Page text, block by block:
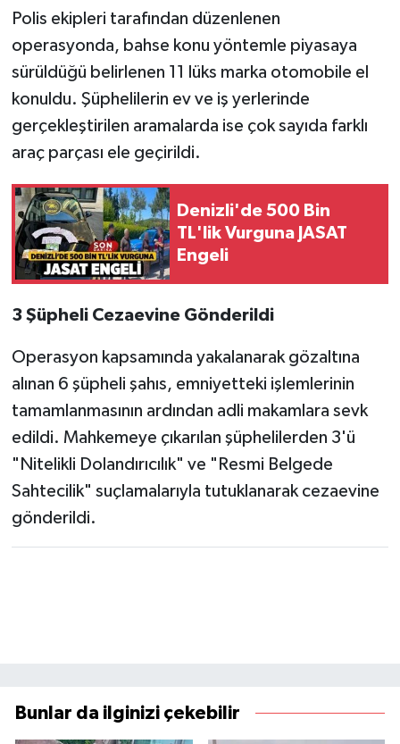
Polis ekipleri tarafından düzenlenen
operasyonda, bahse konu yöntemle piyasaya
sürüldüğü belirlenen 11 lüks marka otomobile el
konuldu. Şüphelilerin ev ve iş yerlerinde
gerçekleştirilen aramalarda ise çok sayıda farklı
araç parçası ele geçirildi.
Denizli'de 500 Bin
TL'lik Vurguna JASAT
Engeli
3 Şüpheli Cezaevine Gönderildi
Operasyon kapsamında yakalanarak gözaltına
alınan 6 şüpheli şahıs, emniyetteki işlemlerinin
tamamlanmasının ardından adli makamlara sevk
edildi. Mahkemeye çıkarılan şüphelilerden 3'ü
"Nitelikli Dolandırıcılık" ve "Resmi Belgede
Sahtecilik" suçlamalarıyla tutuklanarak cezaevine
gönderildi.
Bunlar da ilginizi çekebilir